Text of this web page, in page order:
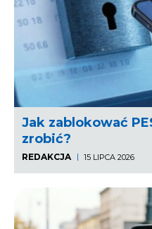
Jak zablokować
zrobić?
REDAKCJA 15 LIPCA 2026